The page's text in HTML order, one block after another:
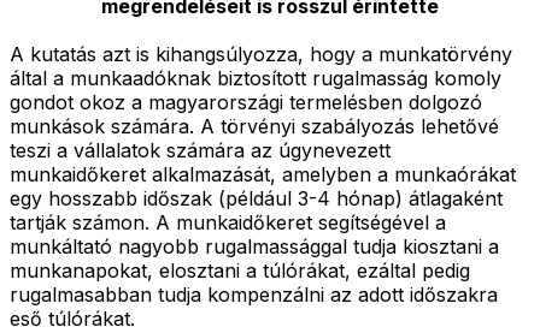
megrendeléseit is rosszul érintette
A kutatás azt is kihangsúlyozza, hogy a munkatörvény
által a munkaadóknak biztosított rugalmasság komoly
gondot okoz a magyarországi termelésben dolgozó
munkások számára. A törvényi szabályozás lehetővé
teszi a vállalatok számára az úgynevezett
munkaidőkeret alkalmazását, amelyben a munkaórákat
egy hosszabb időszak (például 3-4 hónap) átlagaként
tartják számon. A munkaidőkeret segítségével a
munkáltató nagyobb rugalmassággal tudja kiosztani a
munkanapokat, elosztani a túlórákat, ezáltal pedig
rugalmasabban tudja kompenzálni az adott időszakra
eső túlórákat.